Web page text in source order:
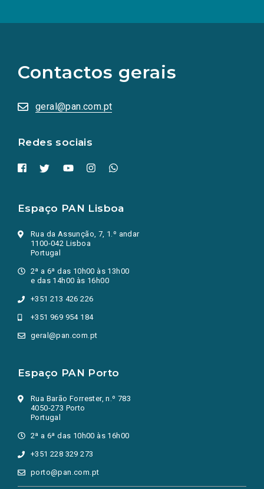
Contactos gerais
geral@pan.com.pt
Redes sociais
redes
sociais
numa
nova
Espaço PAN Lisboa
Rua da Assunção, 7, 1.º andar
1100-042 Lisboa
Portugal
2ª a 6ª das 10h00 às 13h00
e das 14h00 às 16h00
+351 213 426 226
+351 969 954 184
geral@pan.com.pt
Espaço PAN Porto
Rua Barão Forrester, n.º 783
4050-273 Porto
Portugal
2ª a 6ª das 10h00 às 16h00
+351 228 329 273
porto@pan.com.pt